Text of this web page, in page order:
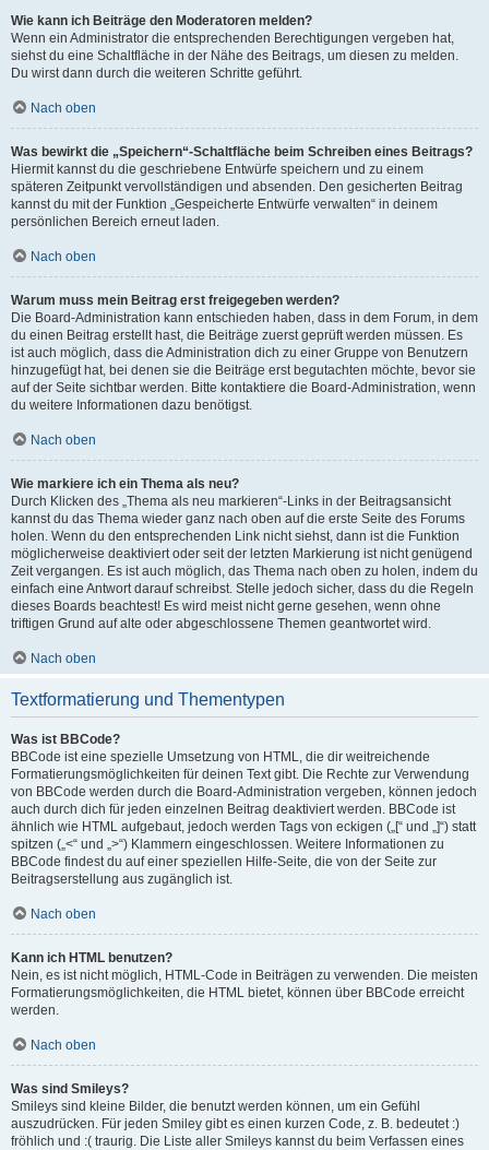
Wie kann ich Beiträge den Moderatoren melden?
Wenn ein Administrator die entsprechenden Berechtigungen vergeben hat,
siehst du eine Schaltfläche in der Nähe des Beitrags, um diesen zu melden.
Du wirst dann durch die weiteren Schritte geführt.
Nach oben
Was bewirkt die „Speichern“-Schaltfläche beim Schreiben eines Beitrags?
Hiermit kannst du die geschriebene Entwürfe speichern und zu einem
späteren Zeitpunkt vervollständigen und absenden. Den gesicherten Beitrag
kannst du mit der Funktion „Gespeicherte Entwürfe verwalten“ in deinem
persönlichen Bereich erneut laden.
Nach oben
Warum muss mein Beitrag erst freigegeben werden?
Die Board-Administration kann entschieden haben, dass in dem Forum, in dem
du einen Beitrag erstellt hast, die Beiträge zuerst geprüft werden müssen. Es
ist auch möglich, dass die Administration dich zu einer Gruppe von Benutzern
hinzugefügt hat, bei denen sie die Beiträge erst begutachten möchte, bevor sie
auf der Seite sichtbar werden. Bitte kontaktiere die Board-Administration, wenn
du weitere Informationen dazu benötigst.
Nach oben
Wie markiere ich ein Thema als neu?
Durch Klicken des „Thema als neu markieren“-Links in der Beitragsansicht
kannst du das Thema wieder ganz nach oben auf die erste Seite des Forums
holen. Wenn du den entsprechenden Link nicht siehst, dann ist die Funktion
möglicherweise deaktiviert oder seit der letzten Markierung ist nicht genügend
Zeit vergangen. Es ist auch möglich, das Thema nach oben zu holen, indem du
einfach eine Antwort darauf schreibst. Stelle jedoch sicher, dass du die Regeln
dieses Boards beachtest! Es wird meist nicht gerne gesehen, wenn ohne
triftigen Grund auf alte oder abgeschlossene Themen geantwortet wird.
Nach oben
Textformatierung und Thementypen
Was ist BBCode?
BBCode ist eine spezielle Umsetzung von HTML, die dir weitreichende
Formatierungsmöglichkeiten für deinen Text gibt. Die Rechte zur Verwendung
von BBCode werden durch die Board-Administration vergeben, können jedoch
auch durch dich für jeden einzelnen Beitrag deaktiviert werden. BBCode ist
ähnlich wie HTML aufgebaut, jedoch werden Tags von eckigen („[“ und „]“) statt
spitzen („<“ und „>“) Klammern eingeschlossen. Weitere Informationen zu
BBCode findest du auf einer speziellen Hilfe-Seite, die von der Seite zur
Beitragserstellung aus zugänglich ist.
Nach oben
Kann ich HTML benutzen?
Nein, es ist nicht möglich, HTML-Code in Beiträgen zu verwenden. Die meisten
Formatierungsmöglichkeiten, die HTML bietet, können über BBCode erreicht
werden.
Nach oben
Was sind Smileys?
Smileys sind kleine Bilder, die benutzt werden können, um ein Gefühl
auszudrücken. Für jeden Smiley gibt es einen kurzen Code, z. B. bedeutet :)
fröhlich und :( traurig. Die Liste aller Smileys kannst du beim Verfassen eines